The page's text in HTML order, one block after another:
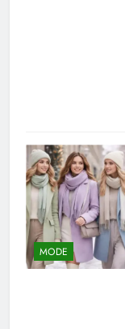
MODE